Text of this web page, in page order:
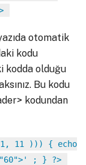
otomatik
kodu
kodda olduğu
Bu kodu
kodundan
11 ))) { echo
; } ?>